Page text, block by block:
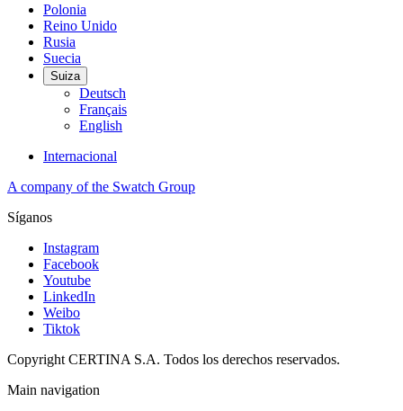
Polonia
Reino Unido
Rusia
Suecia
Suiza
Deutsch
Français
English
Internacional
A company of the Swatch Group
Síganos
Instagram
Facebook
Youtube
LinkedIn
Weibo
Tiktok
Copyright CERTINA S.A. Todos los derechos reservados.
Main navigation